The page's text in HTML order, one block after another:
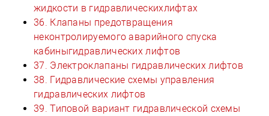
жидкости в гидравлическихлифтах
36. Клапаны предотвращения
неконтролируемого аварийного спуска
кабиныгидравлических лифтов
37. Электроклапаны гидравлических лифтов
38. Гидравлические схемы управления
гидравлических лифтов
39. Типовой вариант гидравлической схемы